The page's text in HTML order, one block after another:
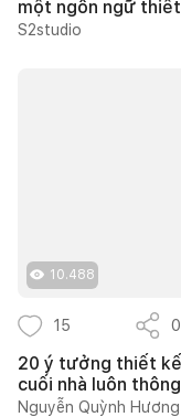
một ngôn ngữ
S2studio
10.488
15 0
20 ý tưởng thiết
cuối nhà luôn
Nguyễn Quỳnh Hương